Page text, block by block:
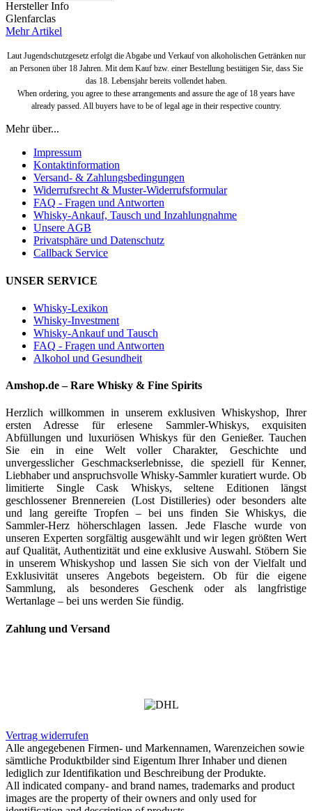
Hersteller Info
Glenfarclas
Mehr Artikel
Laut Jugendschutzgesetz erfolgt die Abgabe und Verkauf von alkoholischen Getränken nur
an Personen über 18 Jahren. Mit dem Kauf bzw. einer Bestellung bestätigen Sie, dass Sie
das 18. Lebensjahr bereits vollendet haben.
When ordering, you agree to these arrangements and assure the age of 18 years have
already passed. All buyers have to be of legal age in their respective country.
Mehr über...
Impressum
Kontaktinformation
Versand- & Zahlungsbedingungen
Widerrufsrecht & Muster-Widerrufsformular
FAQ - Fragen und Antworten
Whisky-Ankauf, Tausch und Inzahlungnahme
Unsere AGB
Privatsphäre und Datenschutz
Callback Service
UNSER SERVICE
Whisky-Lexikon
Whisky-Investment
Whisky-Ankauf und Tausch
FAQ - Fragen und Antworten
Alkohol und Gesundheit
Amshop.de – Rare Whisky & Fine Spirits
Herzlich willkommen in unserem exklusiven Whiskyshop, Ihrer
ersten Adresse für erlesene Sammler-Whiskys, exquisiten
Abfüllungen und luxuriösen Whiskys für den Genießer. Tauchen
Sie ein in eine Welt voller Charakter, Geschichte und
unvergesslicher Geschmackserlebnisse, die speziell für Kenner,
Liebhaber und anspruchsvolle Whisky-Sammler kuratiert wurde. Ob
limitierte Single Cask Whiskys, seltene Editionen längst
geschlossener Brennereien (Lost Distilleries) oder besonders alte
und lang gereifte Tropfen – bei uns finden Sie Whiskys, die
Sammler-Herz höherschlagen lassen. Jede Flasche wurde von
unseren Experten sorgfältig ausgewählt und wir legen größten Wert
auf Qualität, Authentizität und eine exklusive Auswahl. Stöbern Sie
in unserem Whiskyshop und lassen Sie sich von der Vielfalt und
Exklusivität unseres Angebots begeistern. Ob für die eigene
Sammlung, als besonderes Geschenk oder als langfristige
Wertanlage – bei uns werden Sie fündig.
Zahlung und Versand
Vertrag widerrufen
Alle angegebenen Firmen- und Markennamen, Warenzeichen sowie
sämtliche Produktbilder sind Eigentum Ihrer Inhaber und dienen
lediglich zur Identifikation und Beschreibung der Produkte.
All indicated company- and brand names, trademarks and product
images are the property of their owners and only used for